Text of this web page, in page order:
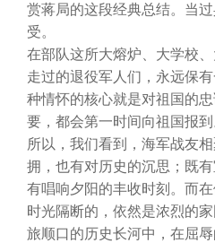
赏蒋局的这段经典总结。当
受。
在部队这所大熔炉、大学校
走过的退役军人们，永远保
种情怀的核心就是对祖国的
要，都会第一时间向祖国报到
所以，我们看到，海军战友
拥，也有对历史的沉思；既
有唱响夕阳的丰收时刻。而
时光隔断的，依然是浓烈的
旅顺口的历史长河中，在屈